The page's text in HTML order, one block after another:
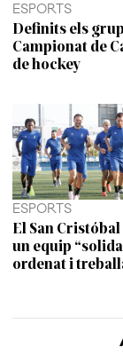
ESPORTS
Definits els
Campionat de
de hockey
ESPORTS
El San Cristóbal
un equip
ordenat i